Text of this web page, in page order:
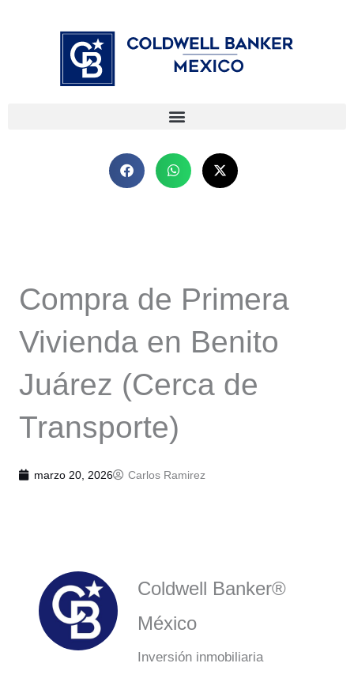
Compra de Primera
Vivienda en Benito
Juárez (Cerca de
Transporte)
marzo 20, 2026 Carlos Ramirez
Coldwell Banker®
México
Inversión inmobiliaria